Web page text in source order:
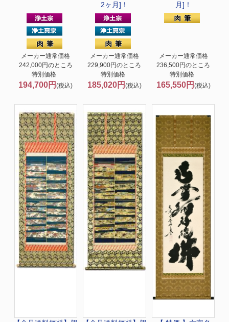
メーカー通常価格
242,000円のところ
特別価格
194,700円(税込)
2ヶ月]！
メーカー通常価格
229,900円のところ
特別価格
185,020円 (税込)
月]！
メーカー通常価格
236,500円のところ
特別価格
165,550円 (税込)